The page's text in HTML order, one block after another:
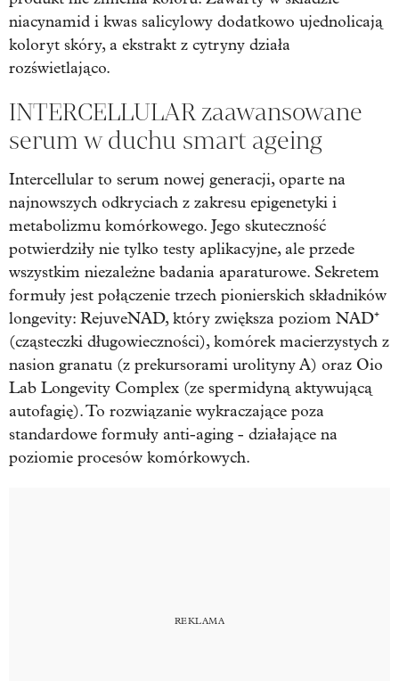
niacynamid i kwas salicylowy dodatkowo ujednolicają
koloryt skóry, a ekstrakt z cytryny działa
rozświetlająco.
INTERCELLULAR zaawansowane
serum w duchu smart ageing
Intercellular to serum nowej generacji, oparte na
najnowszych odkryciach z zakresu epigenetyki i
metabolizmu komórkowego. Jego skuteczność
potwierdziły nie tylko testy aplikacyjne, ale przede
wszystkim niezależne badania aparaturowe. Sekretem
formuły jest połączenie trzech pionierskich składników
longevity: RejuveNAD, który zwiększa poziom NAD⁺
(cząsteczki długowieczności), komórek macierzystych z
nasion granatu (z prekursorami urolityny A) oraz Oio
Lab Longevity Complex (ze spermidyną aktywującą
autofagię). To rozwiązanie wykraczające poza
standardowe formuły anti-aging - działające na
poziomie procesów komórkowych.